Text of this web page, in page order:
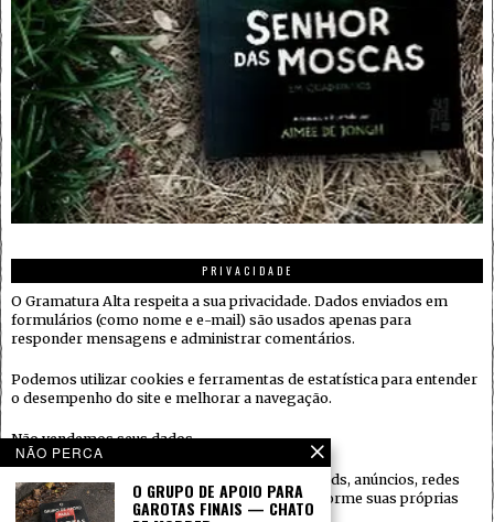
PRIVACIDADE
O Gramatura Alta respeita a sua privacidade. Dados enviados em
formulários (como nome e e-mail) são usados apenas para
responder mensagens e administrar comentários.
Podemos utilizar cookies e ferramentas de estatística para entender
o desempenho do site e melhorar a navegação.
Não vendemos seus dados.
Quando houver serviços de terceiros (ex.: embeds, anúncios, redes
sociais), eles podem coletar informações conforme suas próprias
políticas.
NÃO PERCA
O GRUPO DE APOIO PARA
GAROTAS FINAIS — CHATO